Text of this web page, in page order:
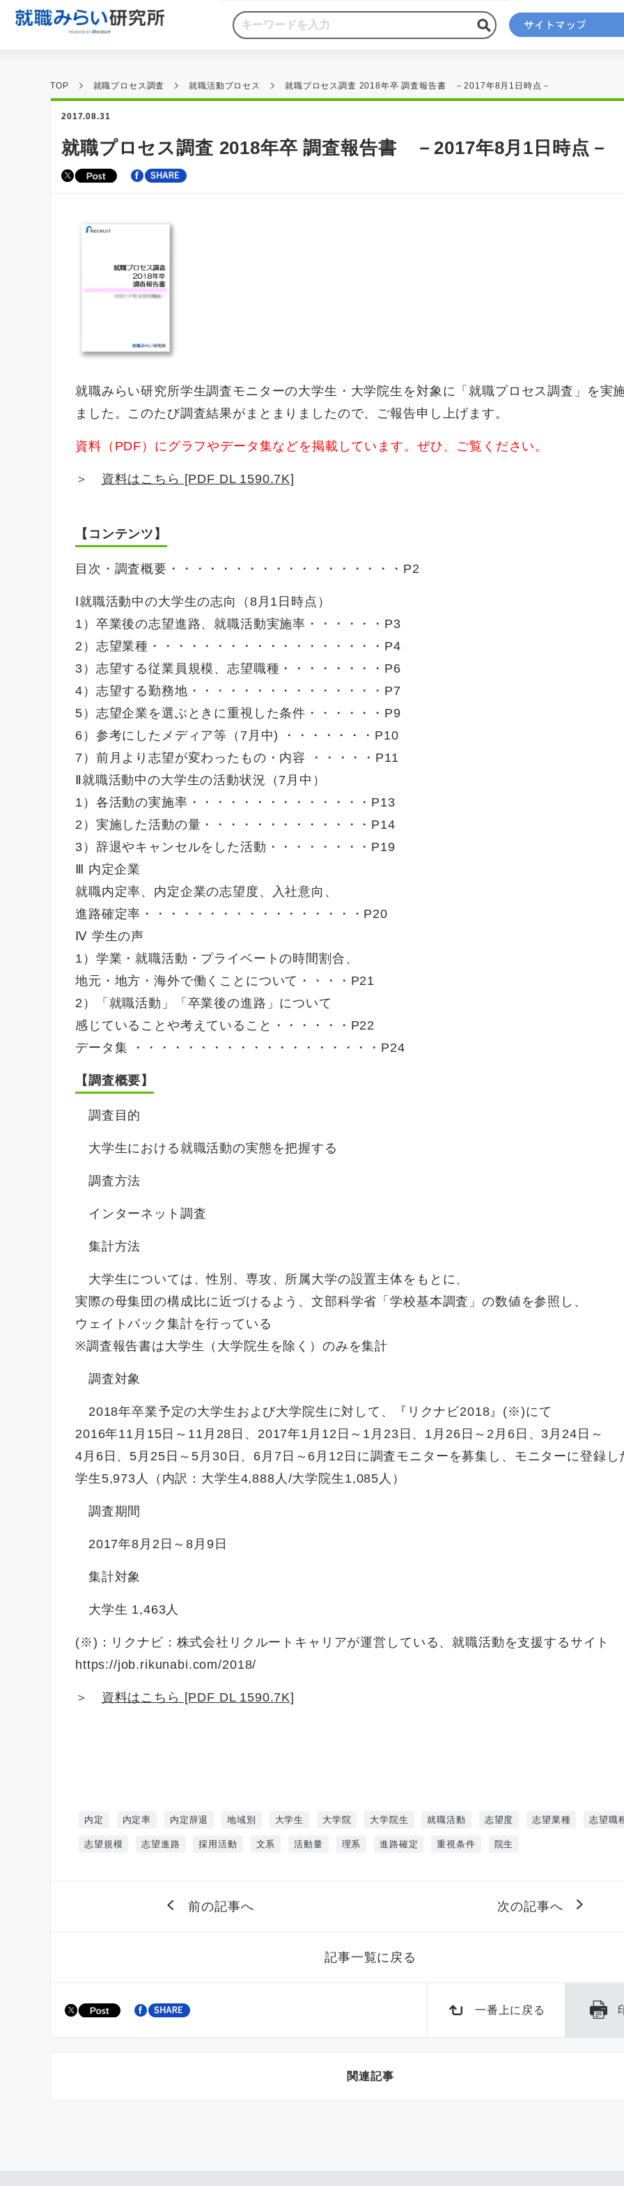
TOP 就職プロセス調査 就職活動プロセス 就職プロセス調査 2018年卒 調査報告書 －2017年8月1日時点－
2017.08.31
就職プロセス調査 2018年卒 調査報告書 －2017年8月1日時点－
就職みらい研究所学生調査モニターの大学生・大学院生を対象に「就職プロセス調査」を実
ました。このたび調査結果がまとまりましたので、ご報告申し上げます。
資料（PDF）にグラフやデータ集などを掲載しています。ぜひ、ご覧ください。
＞ 資料はこちら [PDF DL 1590.7K]
【コンテンツ】
目次・調査概要・・・・・・・・・・・・・・・・・・P2
Ⅰ就職活動中の大学生の志向（8月1日時点）
1）卒業後の志望進路、就職活動実施率・・・・・・P3
2）志望業種・・・・・・・・・・・・・・・・・・P4
3）志望する従業員規模、志望職種・・・・・・・・P6
4）志望する勤務地・・・・・・・・・・・・・・・P7
5）志望企業を選ぶときに重視した条件・・・・・・P9
6）参考にしたメディア等（7月中) ・・・・・・・P10
7）前月より志望が変わったもの・内容 ・・・・・P11
Ⅱ就職活動中の大学生の活動状況（7月中）
1）各活動の実施率・・・・・・・・・・・・・・P13
2）実施した活動の量・・・・・・・・・・・・・P14
3）辞退やキャンセルをした活動・・・・・・・・P19
Ⅲ 内定企業
就職内定率、内定企業の志望度、入社意向、
進路確定率・・・・・・・・・・・・・・・・・P20
Ⅳ 学生の声
1）学業・就職活動・プライベートの時間割合、
地元・地方・海外で働くことについて・・・・P21
2）「就職活動」「卒業後の進路」について
感じていることや考えていること・・・・・・P22
データ集 ・・・・・・・・・・・・・・・・・・・P24
【調査概要】
調査目的
大学生における就職活動の実態を把握する
調査方法
インターネット調査
集計方法
大学生については、性別、専攻、所属大学の設置主体をもとに、
実際の母集団の構成比に近づけるよう、文部科学省「学校基本調査」の数値を参照し、
ウェイトバック集計を行っている
※調査報告書は大学生（大学院生を除く）のみを集計
調査対象
2018年卒業予定の大学生および大学院生に対して、『リクナビ2018』(※)にて
2016年11月15日～11月28日、2017年1月12日～1月23日、1月26日～2月6日、3月24日～
4月6日、5月25日～5月30日、6月7日～6月12日に調査モニターを募集し、モニターに登録し
学生5,973人（内訳：大学生4,888人/大学院生1,085人）
調査期間
2017年8月2日～8月9日
集計対象
大学生 1,463人
(※)：リクナビ：株式会社リクルートキャリアが運営している、就職活動を支援するサイト
https://job.rikunabi.com/2018/
＞ 資料はこちら [PDF DL 1590.7K]
内定 内定率 内定辞退 地域別 大学生 大学院 大学院生 就職活動 志望度 志望業種 志望職
志望規模 志望進路 採用活動 文系 活動量 理系 進路確定 重視条件 院生
前の記事へ 次の記事へ
記事一覧に戻る
一番上に戻る
関連記事